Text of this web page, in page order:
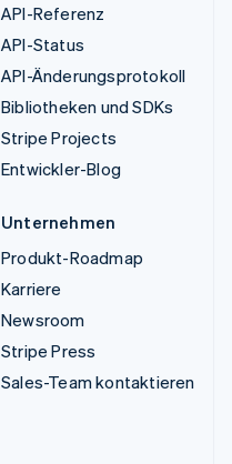
API-Referenz
API-Status
API-Änderungsprotokoll
Bibliotheken und SDKs
Stripe Projects
Entwickler-Blog
Unternehmen
Produkt-Roadmap
Karriere
Newsroom
Stripe Press
Sales-Team kontaktieren